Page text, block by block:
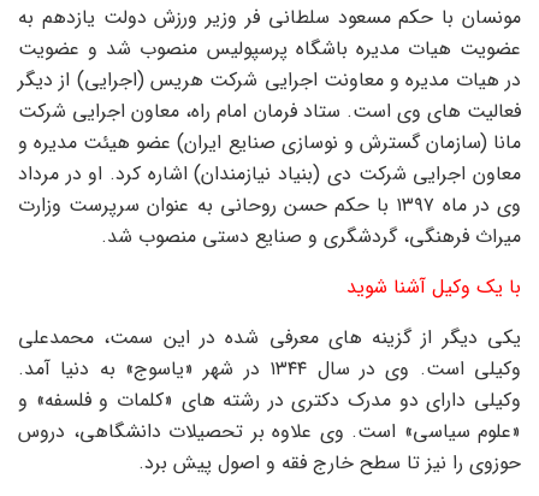
مونسان با حکم مسعود سلطانی فر وزیر ورزش دولت یازدهم به
عضویت هیات مدیره باشگاه پرسپولیس منصوب شد و عضویت
در هیات مدیره و معاونت اجرایی شرکت هریس (اجرایی) از دیگر
فعالیت های وی است. ستاد فرمان امام راه، معاون اجرایی شرکت
مانا (سازمان گسترش و نوسازی صنایع ایران) عضو هیئت مدیره و
معاون اجرایی شرکت دی (بنیاد نیازمندان) اشاره کرد. او در مرداد
وی در ماه ۱۳۹۷ با حکم حسن روحانی به عنوان سرپرست وزارت
میراث فرهنگی، گردشگری و صنایع دستی منصوب شد.
با یک وکیل آشنا شوید
یکی دیگر از گزینه های معرفی شده در این سمت، محمدعلی
وکیلی است. وی در سال ۱۳۴۴ در شهر «یاسوج» به دنیا آمد.
وکیلی دارای دو مدرک دکتری در رشته های «کلمات و فلسفه» و
«علوم سیاسی» است. وی علاوه بر تحصیلات دانشگاهی، دروس
حوزوی را نیز تا سطح خارج فقه و اصول پیش برد.